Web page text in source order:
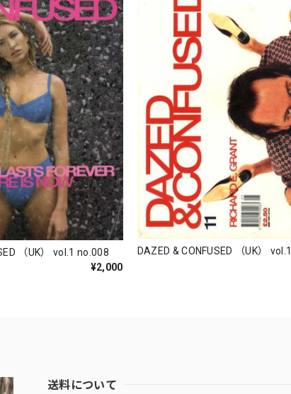
（UK） vol.1 no.008
¥2,000
DAZED & CONFUSED （UK）
送料について